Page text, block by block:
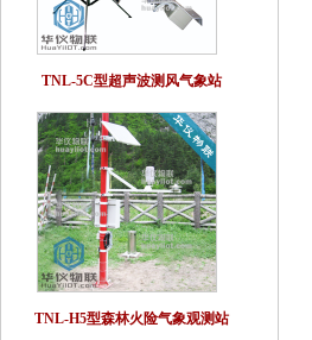
TNL-5C型超声波测风气象站
TNL-H5型森林火险气象观测站